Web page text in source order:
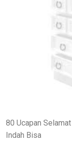
80 Ucapan
Indah Bisa